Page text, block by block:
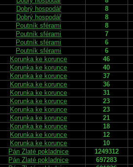
Dobrý hospodář
8
Dobrý hospodář
8
Poutník sférami
8
Poutník sférami
7
Poutník sférami
6
Poutník sférami
6
Korunka ke korunce
46
Korunka ke korunce
40
Korunka ke korunce
37
Korunka ke korunce
36
Korunka ke korunce
31
Korunka ke korunce
23
Korunka ke korunce
23
Korunka ke korunce
21
Korunka ke korunce
18
Korunka ke korunce
12
Korunka ke korunce
10
Pán Zlaté pokladnice
1249312
Pán Zlaté pokladnice
697283